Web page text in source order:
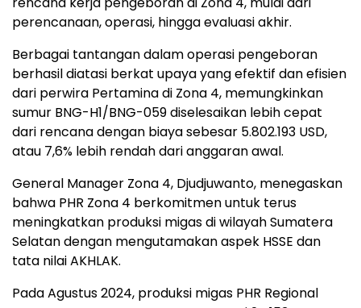
perencanaan, operasi, hingga evaluasi akhir.
Berbagai tantangan dalam operasi pengeboran
berhasil diatasi berkat upaya yang efektif dan efisien
dari perwira Pertamina di Zona 4, memungkinkan
sumur BNG-H1/BNG-059 diselesaikan lebih cepat
dari rencana dengan biaya sebesar 5.802.193 USD,
atau 7,6% lebih rendah dari anggaran awal.
General Manager Zona 4, Djudjuwanto, menegaskan
bahwa PHR Zona 4 berkomitmen untuk terus
meningkatkan produksi migas di wilayah Sumatera
Selatan dengan mengutamakan aspek HSSE dan
tata nilai AKHLAK.
Pada Agustus 2024, produksi migas PHR Regional